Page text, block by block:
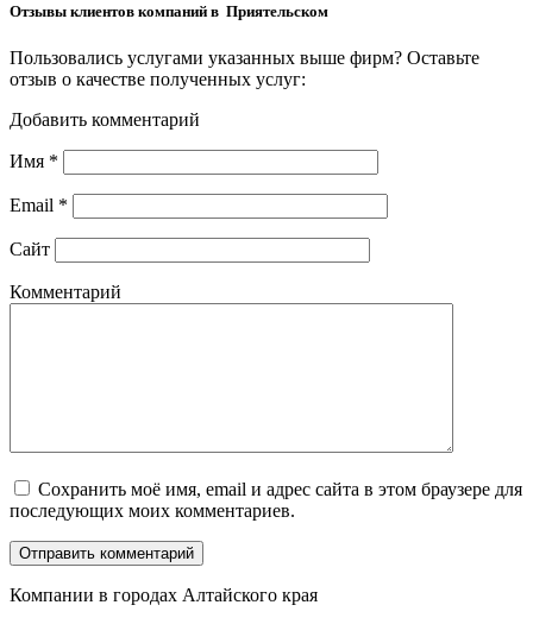
Отзывы клиентов компаний в Приятельском
Пользовались услугами указанных выше фирм? Оставьте
отзыв о качестве полученных услуг:
Добавить комментарий
Имя *
Email *
Сайт
Комментарий
Сохранить моё имя, email и адрес сайта в этом браузере для
последующих моих комментариев.
Компании в городах Алтайского края